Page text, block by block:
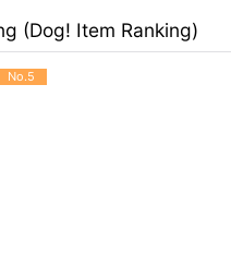
(Dog! Item Ranking)
No.5